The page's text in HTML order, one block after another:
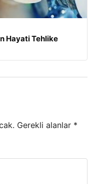
Hayati Tehlike
Gerekli alanlar *